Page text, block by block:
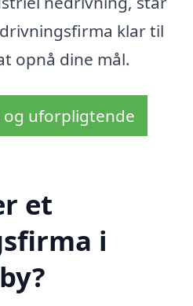
klar til
opnå dine mål.
og uforpligtende
et
i